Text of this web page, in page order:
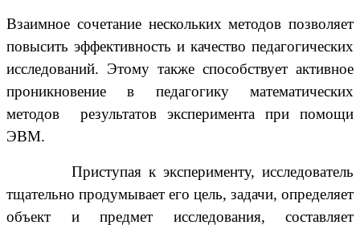
Взаимное сочетание нескольких методов позволяет
повысить эффективность и качество педагогических
исследований. Этому также способствует активное
проникновение в педагогику математических
методов результатов эксперимента при помощи
ЭВМ.
Приступая к эксперименту, исследователь
тщательно продумывает его цель, задачи, определяет
объект и предмет исследования, составляет